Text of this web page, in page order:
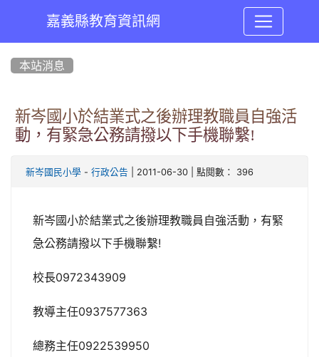
嘉義縣教育資訊網
本站消息
新岑國小於結業式之後辦理教職員自強活
動，有緊急公務請撥以下手機聯繫!
新岑國民小學 - 行政公告 | 2011-06-30 | 點閱數： 396
新岑國小於結業式之後辦理教職員自強活動，有緊
急公務請撥以下手機聯繫!
校長0972343909
教導主任0937577363
總務主任0922539950